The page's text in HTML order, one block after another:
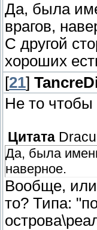
Да, была
врагов,
С другой
хороших
[21]
Не то чтобы
Цитата
Да, была
наверное.
Вообще,
то? Типа: